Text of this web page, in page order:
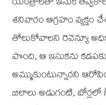
శనివారం ఆగ్రహం
తోలుకోవాలని రెవెన్యూ
పొంది, ఆ ఇసుకను
అమ్ముకుంటున్నారని
జలాలు అడుగంటి, బోర్లలో